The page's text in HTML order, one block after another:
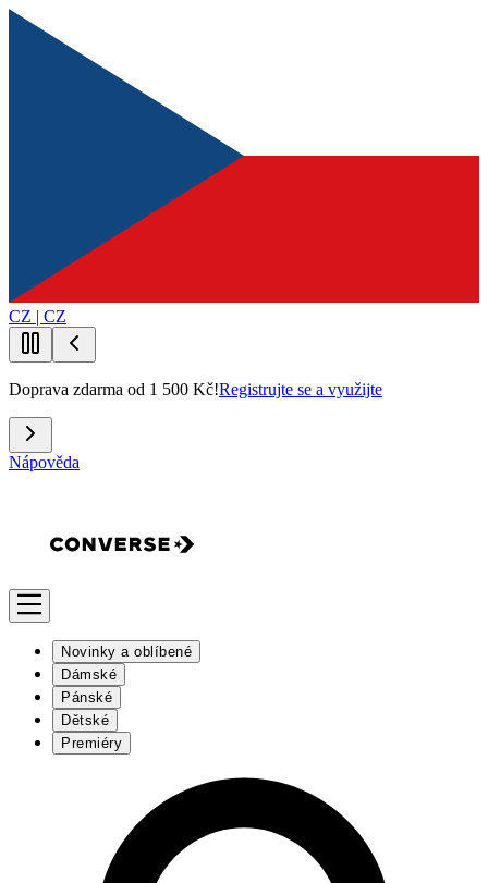
CZ | CZ
Doprava zdarma od 1 500 Kč!Registrujte se a využijte
Nápověda
Novinky a oblíbené
Dámské
Pánské
Dětské
Premiéry